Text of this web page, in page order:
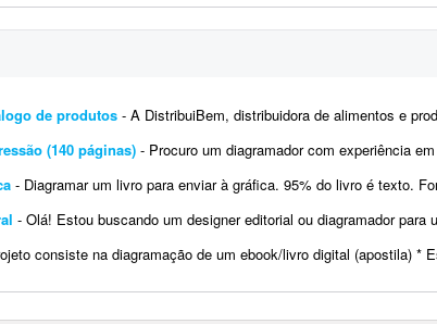
de produtos - A DistribuiBem, distribuidora de alimentos e produtos premium, está procurando um
(140 páginas) - Procuro um diagramador com experiência em livros infantis para diagramar um
- Diagramar um livro para enviar à gráfica. 95% do livro é texto. Formato 170x240 mm. (ao alto),
- Olá! Estou buscando um designer editorial ou diagramador para uma publicação cultural
consiste na diagramação de um ebook/livro digital (apostila) * Estimativa de